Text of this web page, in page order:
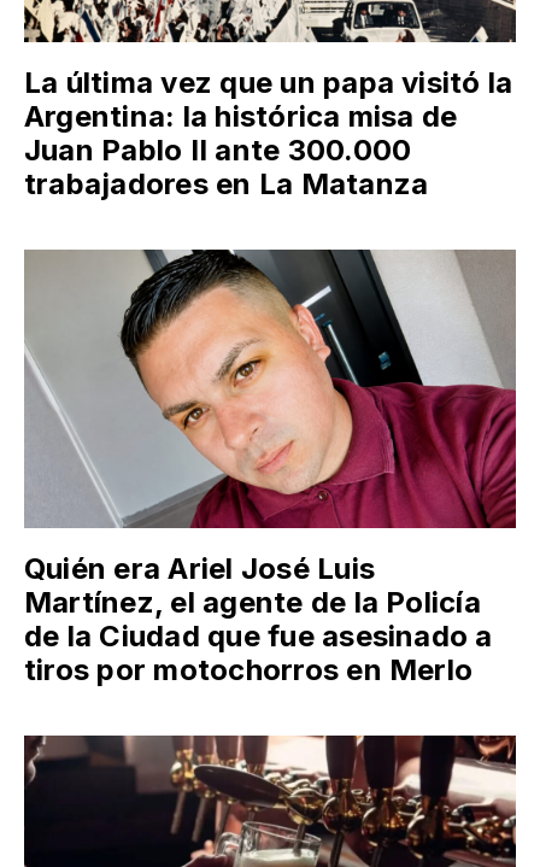
La última vez que un papa visitó la
Argentina: la histórica misa de
Juan Pablo II ante 300.000
trabajadores en La Matanza
Quién era Ariel José Luis
Martínez, el agente de la Policía
de la Ciudad que fue asesinado a
tiros por motochorros en Merlo